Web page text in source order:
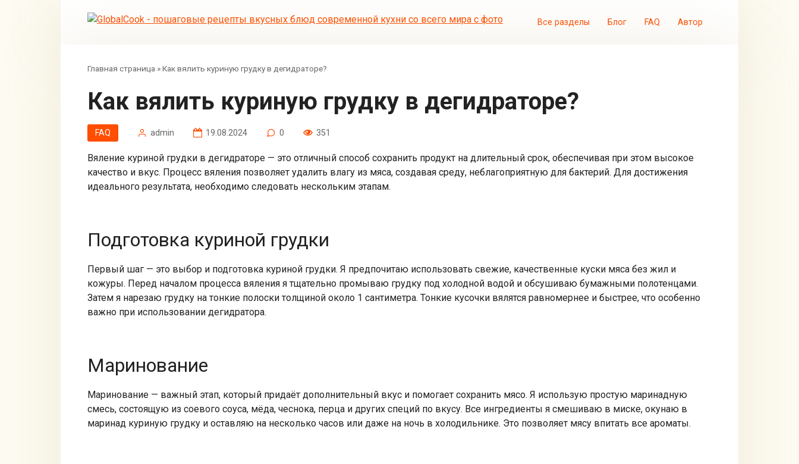
Все разделы Блог FAQ Автор
Главная страница »Как вялить куриную грудку в дегидраторе?
Как вялить куриную грудку в дегидраторе?
FAQ admin 19.08.2024 0 351
Вяление куриной грудки в дегидраторе — это отличный способ сохранить продукт на длительный срок, обеспечивая при этом высокое
качество и вкус. Процесс вяления позволяет удалить влагу из мяса, создавая среду, неблагоприятную для бактерий. Для достижения
идеального результата, необходимо следовать нескольким этапам.
Подготовка куриной грудки
Первый шаг — это выбор и подготовка куриной грудки. Я предпочитаю использовать свежие, качественные куски мяса без жил и
кожуры. Перед началом процесса вяления я тщательно промываю грудку под холодной водой и обсушиваю бумажными полотенцами.
Затем я нарезаю грудку на тонкие полоски толщиной около 1 сантиметра. Тонкие кусочки вялятся равномернее и быстрее, что особенно
важно при использовании дегидратора.
Маринование
Маринование — важный этап, который придаёт дополнительный вкус и помогает сохранить мясо. Я использую простую маринадную
смесь, состоящую из соевого соуса, мёда, чеснока, перца и других специй по вкусу. Все ингредиенты я смешиваю в миске, окунаю в
маринад куриную грудку и оставляю на несколько часов или даже на ночь в холодильнике. Это позволяет мясу впитать все ароматы.